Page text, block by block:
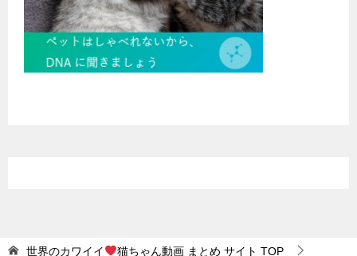
世界のカワイイ 猫ちゃん動画 まとめ サイト TOP